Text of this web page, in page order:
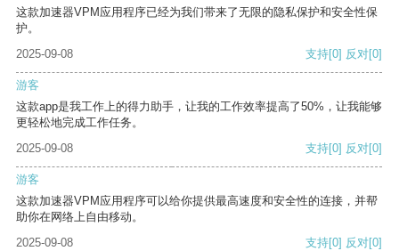
这款加速器VPM应用程序已经为我们带来了无限的隐私保护和安全性保
护。
2025-09-08
支持[0] 反对[0]
游客
这款app是我工作上的得力助手，让我的工作效率提高了50%，让我能够
更轻松地完成工作任务。
2025-09-08
支持[0] 反对[0]
游客
这款加速器VPM应用程序可以给你提供最高速度和安全性的连接，并帮
助你在网络上自由移动。
2025-09-08
支持[0] 反对[0]